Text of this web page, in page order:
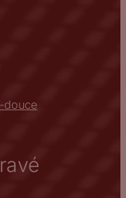
douce